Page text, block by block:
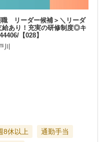
職 リーダー候補＞＼リーダ
給あり！充実の研修制度◎キ
【028】
川
8休以上
通勤手当